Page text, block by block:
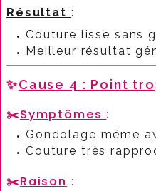
Résultat :​
Couture lisse sans
Meilleur résultat
✨Cause 4 : Point
✂️Symptômes :​
Gondolage même
Couture très
✂️Raison :​